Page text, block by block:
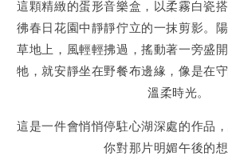
這顆精緻的蛋形音樂盒，以柔霧白瓷
彿春日花園中靜靜佇立的一抹剪影。
草地上，風輕輕拂過，搖動著一旁盛
牠，就安靜坐在野餐布邊緣，像是在
溫柔時光。
這是一件會悄悄停駐心湖深處的作品
你對那片明媚午後的想